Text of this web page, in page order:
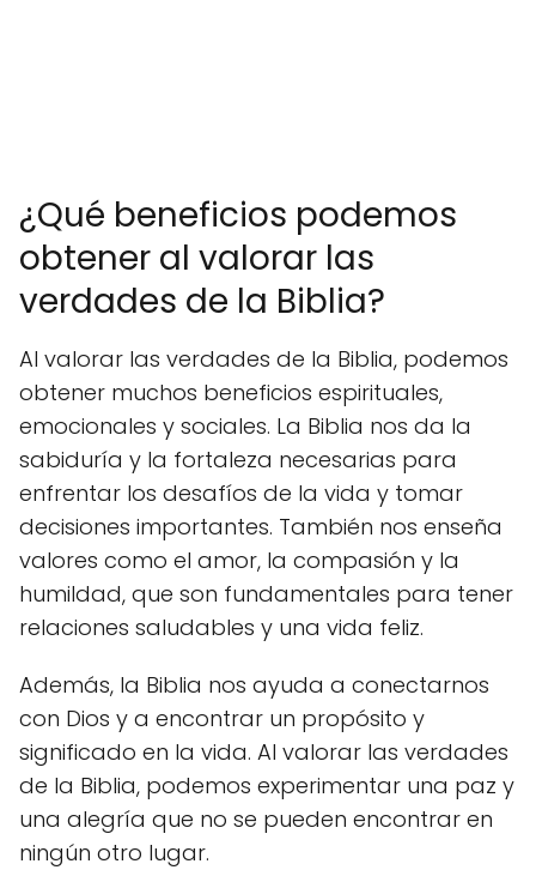
¿Qué beneficios podemos
obtener al valorar las
verdades de la Biblia?
Al valorar las verdades de la Biblia, podemos
obtener muchos beneficios espirituales,
emocionales y sociales. La Biblia nos da la
sabiduría y la fortaleza necesarias para
enfrentar los desafíos de la vida y tomar
decisiones importantes. También nos enseña
valores como el amor, la compasión y la
humildad, que son fundamentales para tener
relaciones saludables y una vida feliz.
Además, la Biblia nos ayuda a conectarnos
con Dios y a encontrar un propósito y
significado en la vida. Al valorar las verdades
de la Biblia, podemos experimentar una paz y
una alegría que no se pueden encontrar en
ningún otro lugar.